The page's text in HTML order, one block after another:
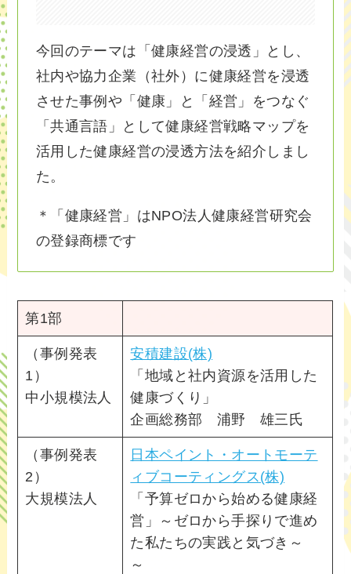
今回のテーマは「健康経営の浸透」とし、
社内や協力企業（社外）に健康経営を浸透
させた事例や「健康」と「経営」をつなぐ
「共通言語」として健康経営戦略マップを
活用した健康経営の浸透方法を紹介しまし
た。
＊「健康経営」はNPO法人健康経営研究会
の登録商標です
第1部
（事例発表
1）
中小規模法人
安積建設(株)
「地域と社内資源を活用した
健康づくり」
企画総務部 浦野 雄三氏
（事例発表
2）
大規模法人
日本ペイント・オートモーテ
ィブコーティングス(株)
「予算ゼロから始める健康経
営」～ゼロから手探りで進め
た私たちの実践と気づき～
～